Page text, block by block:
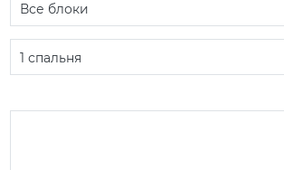
Все блоки
1 спальня